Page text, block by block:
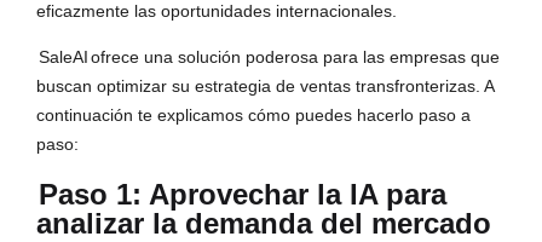
eficazmente las oportunidades internacionales.
SaleAIofrece una solución poderosa para las empresas que
buscan optimizar su estrategia de ventas transfronterizas. A
continuación te explicamos cómo puedes hacerlo paso a
paso:
Paso 1: Aprovechar la IA para
analizar la demanda del mercado